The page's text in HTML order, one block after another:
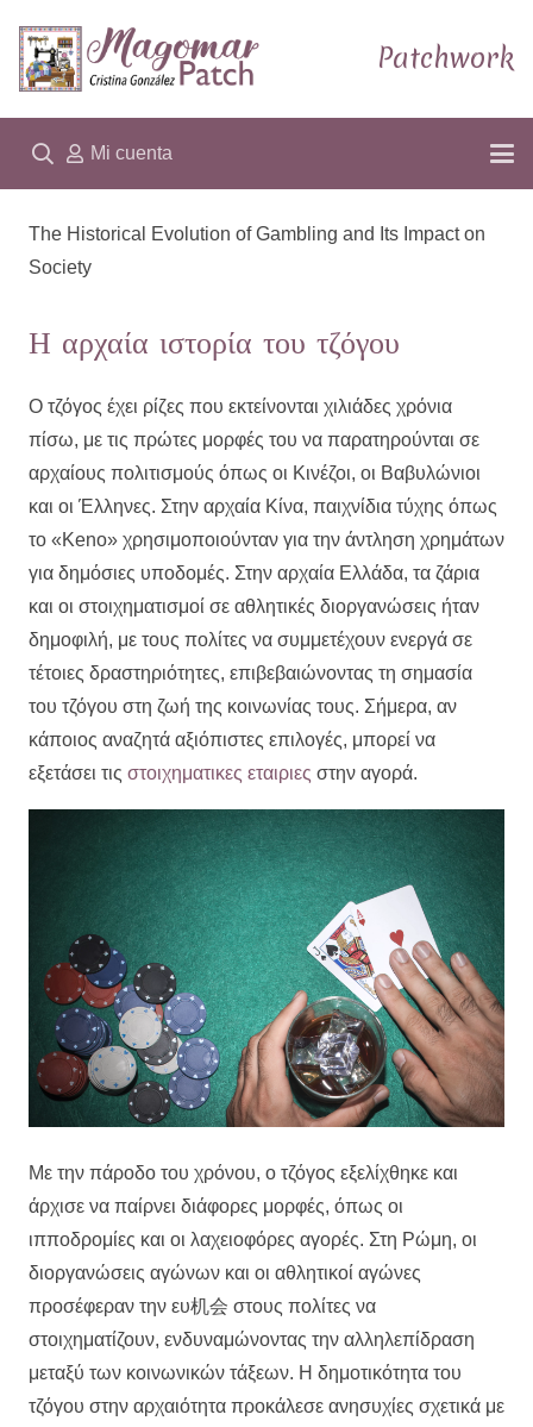
Patchwork
Mi cuenta
The Historical Evolution of Gambling and Its Impact on
Society
Η αρχαία ιστορία του τζόγου
Ο τζόγος έχει ρίζες που εκτείνονται χιλιάδες χρόνια
πίσω, με τις πρώτες μορφές του να παρατηρούνται σε
αρχαίους πολιτισμούς όπως οι Κινέζοι, οι Βαβυλώνιοι
και οι Έλληνες. Στην αρχαία Κίνα, παιχνίδια τύχης όπως
το «Keno» χρησιμοποιούνταν για την άντληση χρημάτων
για δημόσιες υποδομές. Στην αρχαία Ελλάδα, τα ζάρια
και οι στοιχηματισμοί σε αθλητικές διοργανώσεις ήταν
δημοφιλή, με τους πολίτες να συμμετέχουν ενεργά σε
τέτοιες δραστηριότητες, επιβεβαιώνοντας τη σημασία
του τζόγου στη ζωή της κοινωνίας τους. Σήμερα, αν
κάποιος αναζητά αξιόπιστες επιλογές, μπορεί να
εξετάσει τις στοιχηματικες εταιριες στην αγορά.
Με την πάροδο του χρόνου, ο τζόγος εξελίχθηκε και
άρχισε να παίρνει διάφορες μορφές, όπως οι
ιπποδρομίες και οι λαχειοφόρες αγορές. Στη Ρώμη, οι
διοργανώσεις αγώνων και οι αθλητικοί αγώνες
προσέφεραν την ευ机会 στους πολίτες να
στοιχηματίζουν, ενδυναμώνοντας την αλληλεπίδραση
μεταξύ των κοινωνικών τάξεων. Η δημοτικότητα του
τζόγου στην αρχαιότητα προκάλεσε ανησυχίες σχετικά με